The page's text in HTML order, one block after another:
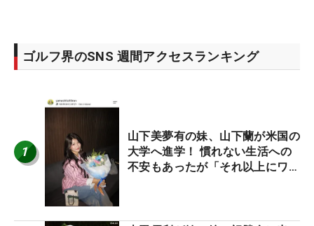
ゴルフ界のSNS 週間アクセスランキング
1
山下美夢有の妹、山下蘭が米国の
大学へ進学！ 慣れない生活への
不安もあったが「それ以上にワク